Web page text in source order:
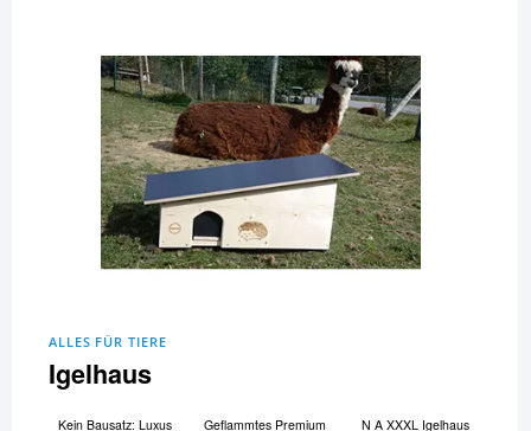
ALLES FÜR TIERE
Igelhaus
Kein Bausatz: Luxus
Geflammtes Premium
N A XXXL Igelhaus